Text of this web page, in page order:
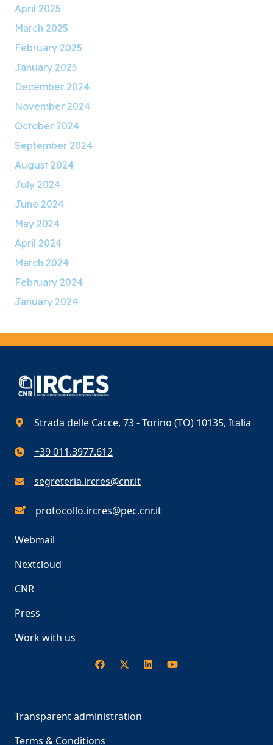
April 2025
March 2025
February 2025
January 2025
December 2024
November 2024
October 2024
September 2024
August 2024
July 2024
June 2024
May 2024
April 2024
March 2024
February 2024
January 2024
Strada delle Cacce, 73 - Torino (TO) 10135, Italia
+39 011.3977.612
segreteria.ircres@cnr.it
protocollo.ircres@pec.cnr.it
Webmail
Nextcloud
CNR
Press
Work with us
Transparent administration
Terms & Conditions